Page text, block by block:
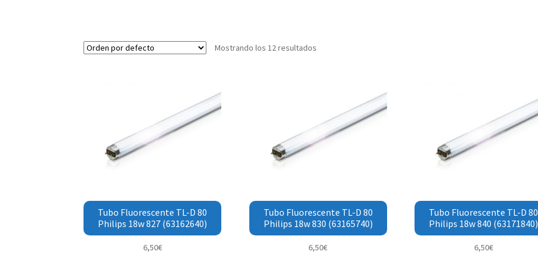
Mostrando los 12 resultados
Tubo Fluorescente TL-D 80
Philips 18w 827 (63162640)
6,50€
Tubo Fluorescente TL-D 80
Philips 18w 830 (63165740)
6,50€
Tubo Fluorescente TL-D 80
Philips 18w 840 (63171840)
6,50€